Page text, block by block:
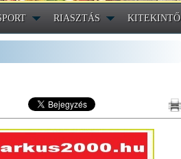
RIASZTÁS KITEKINTŐ